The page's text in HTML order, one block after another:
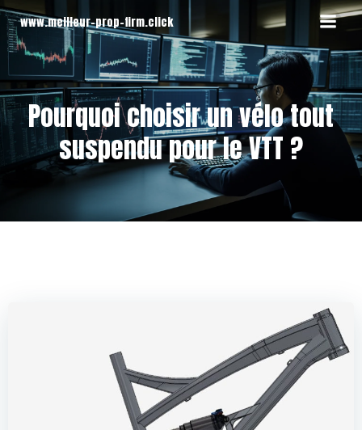
au
contenu
www.meilleur-prop-firm.click
Pourquoi choisir un vélo tout
suspendu pour le VTT ?